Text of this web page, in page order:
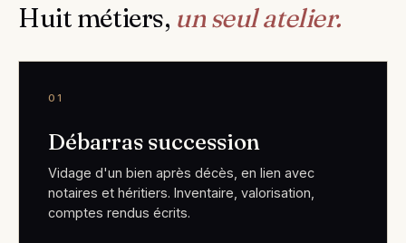
Huit métiers, un seul atelier.
01
Débarras succession
Vidage d'un bien après décès, en lien avec
notaires et héritiers. Inventaire, valorisation,
comptes rendus écrits.